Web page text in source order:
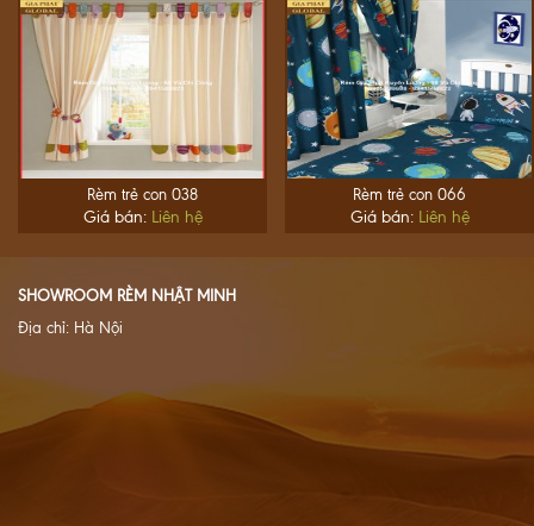
Rèm trẻ con 038
Giá bán: Liên hệ
Rèm trẻ con 066
Giá bán: Liên hệ
SHOWROOM RÈM NHẬT MINH
Địa chỉ: Hà Nội